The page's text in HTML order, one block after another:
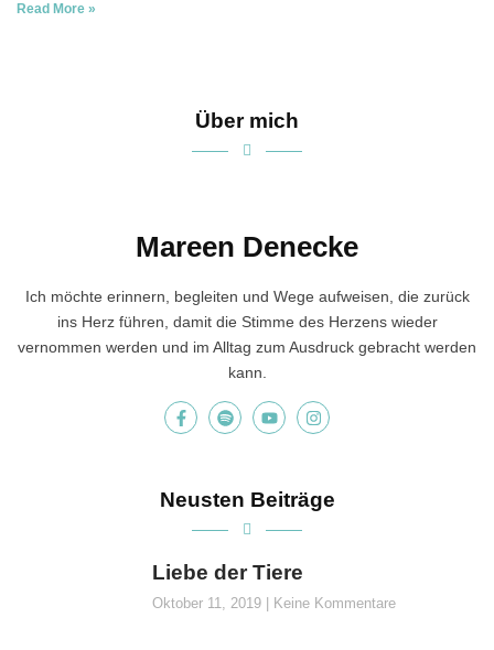
Read More »
Über mich
Mareen Denecke
Ich möchte erinnern, begleiten und Wege aufweisen, die zurück
ins Herz führen, damit die Stimme des Herzens wieder
vernommen werden und im Alltag zum Ausdruck gebracht werden
kann.
Neusten Beiträge
Liebe der Tiere
Oktober 11, 2019 Keine Kommentare